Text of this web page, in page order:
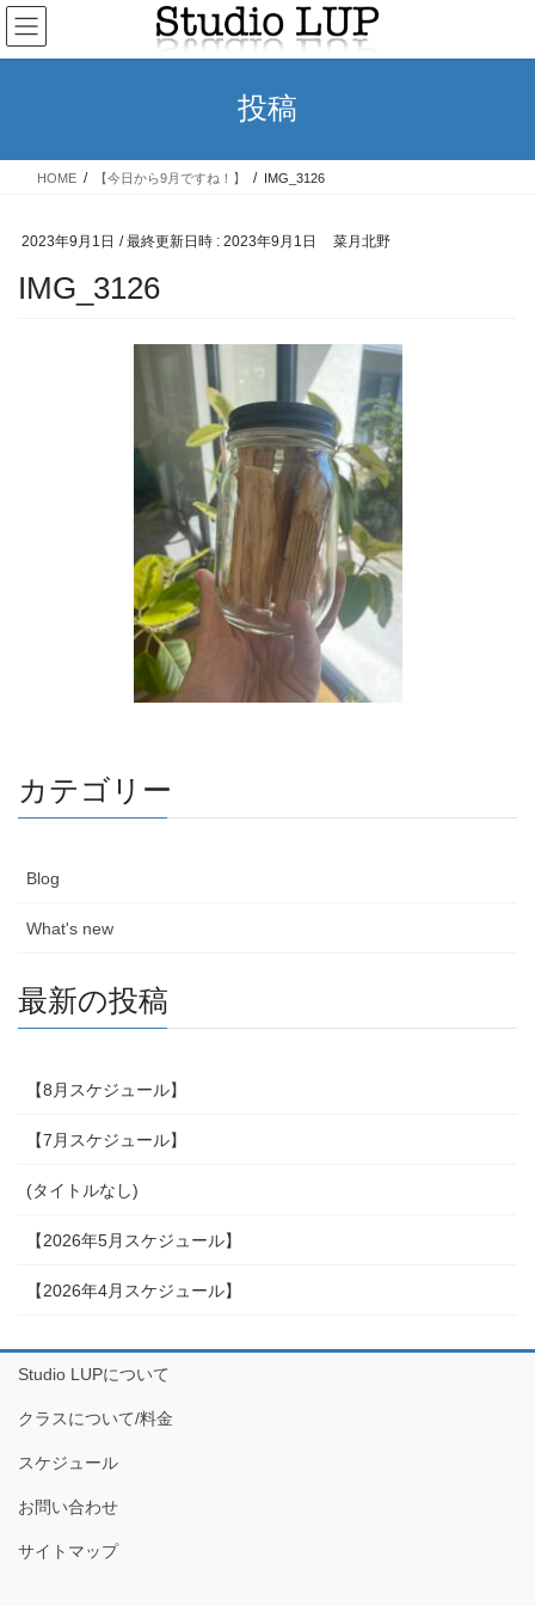
コ
ン
テ
ス
ナ
ビ
ゲ
ン
投稿
HOME 【今日から9月ですね！】 IMG_3126
2023年9月1日 / 最終更新日時 : 2023年9月1日 菜月北野
IMG_3126
カテゴリー
Blog
What's new
最新の投稿
【8月スケジュール】
【7月スケジュール】
(タイトルなし)
【2026年5月スケジュール】
【2026年4月スケジュール】
Studio LUPについて
クラスについて/料金
スケジュール
お問い合わせ
サイトマップ